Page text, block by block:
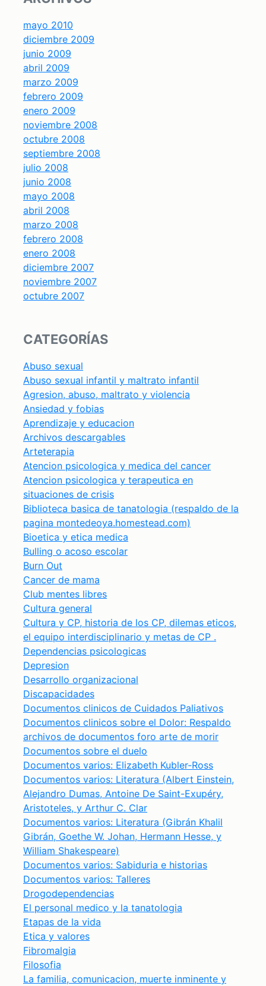
mayo 2010
diciembre 2009
junio 2009
abril 2009
marzo 2009
febrero 2009
enero 2009
noviembre 2008
octubre 2008
septiembre 2008
julio 2008
junio 2008
mayo 2008
abril 2008
marzo 2008
febrero 2008
enero 2008
diciembre 2007
noviembre 2007
octubre 2007
CATEGORÍAS
Abuso sexual
Abuso sexual infantil y maltrato infantil
Agresion, abuso, maltrato y violencia
Ansiedad y fobias
Aprendizaje y educacion
Archivos descargables
Arteterapia
Atencion psicologica y medica del cancer
Atencion psicologica y terapeutica en
situaciones de crisis
Biblioteca basica de tanatologia (respaldo de la
pagina montedeoya.homestead.com)
Bioetica y etica medica
Bulling o acoso escolar
Burn Out
Cancer de mama
Club mentes libres
Cultura general
Cultura y CP, historia de los CP, dilemas eticos,
el equipo interdisciplinario y metas de CP .
Dependencias psicologicas
Depresion
Desarrollo organizacional
Discapacidades
Documentos clinicos de Cuidados Paliativos
Documentos clinicos sobre el Dolor: Respaldo
archivos de documentos foro arte de morir
Documentos sobre el duelo
Documentos varios: Elizabeth Kubler-Ross
Documentos varios: Literatura (Albert Einstein,
Alejandro Dumas, Antoine De Saint-Exupéry,
Aristoteles, y Arthur C. Clar
Documentos varios: Literatura (Gibrán Khalil
Gibrán, Goethe W. Johan, Hermann Hesse, y
William Shakespeare)
Documentos varios: Sabiduria e historias
Documentos varios: Talleres
Drogodependencias
El personal medico y la tanatologia
Etapas de la vida
Etica y valores
Fibromalgia
Filosofia
La familia, comunicacion, muerte inminente y